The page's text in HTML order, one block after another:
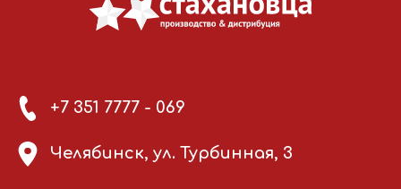
+7 351 7777 - 069
Челябинск, ул. Турбинная, 3